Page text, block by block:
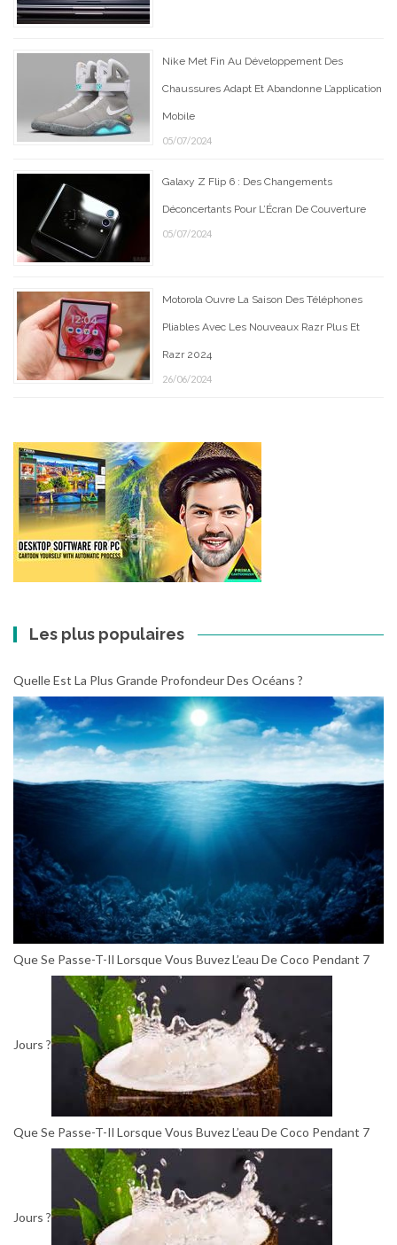
Nike Met Fin Au Développement Des
Chaussures Adapt Et Abandonne L’application
Mobile
05/07/2024
Galaxy Z Flip 6 : Des Changements
Déconcertants Pour L’Écran De Couverture
05/07/2024
Motorola Ouvre La Saison Des Téléphones
Pliables Avec Les Nouveaux Razr Plus Et
Razr 2024
26/06/2024
Les plus populaires
Quelle Est La Plus Grande Profondeur Des Océans ?
Que Se Passe-T-Il Lorsque Vous Buvez L’eau De Coco Pendant 7
Jours ?
Que Se Passe-T-Il Lorsque Vous Buvez L’eau De Coco Pendant 7
Jours ?